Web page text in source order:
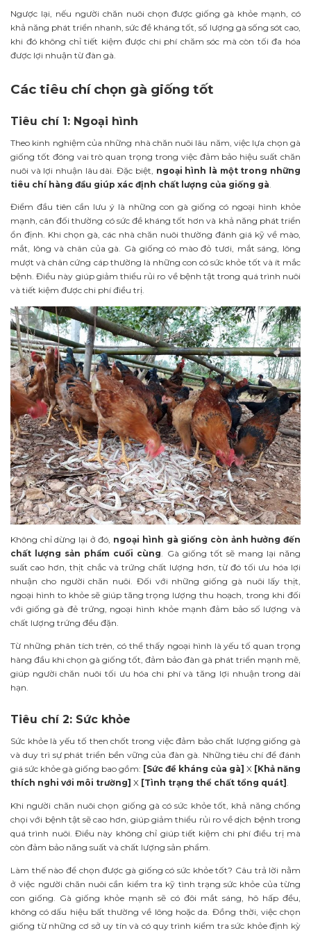
Ngược lại, nếu người chăn nuôi chọn được giống gà khỏe mạnh, có
khả năng phát triển nhanh, sức đề kháng tốt, số lượng gà sống sót cao,
khi đó không chỉ tiết kiệm được chi phí chăm sóc mà còn tối đa hóa
được lợi nhuận từ đàn gà.
Các tiêu chí chọn gà giống tốt
Tiêu chí 1: Ngoại hình
Theo kinh nghiệm của những nhà chăn nuôi lâu năm, việc lựa chọn gà
giống tốt đóng vai trò quan trọng trong việc đảm bảo hiệu suất chăn
nuôi và lợi nhuận lâu dài. Đặc biệt, ngoại hình là một trong những
tiêu chí hàng đầu giúp xác định chất lượng của giống gà
Điểm đầu tiên cần lưu ý là những con gà giống có ngoại hình khỏe
mạnh, cân đối thường có sức đề kháng tốt hơn và khả năng phát triển
ổn định. Khi chọn gà, các nhà chăn nuôi thường đánh giá kỹ về mào,
mắt, lông và chân của gà. Gà giống có mào đỏ tươi, mắt sáng, lông
mượt và chân cứng cáp thường là những con có sức khỏe tốt và ít mắc
bệnh. Điều này giúp giảm thiểu rủi ro về bệnh tật trong quá trình nuôi
và tiết kiệm được chi phí điều trị.
Không chỉ dừng lại ở đó, ngoại hình gà giống còn ảnh hưởng đến
chất lượng sản phẩm cuối cùng. Gà giống tốt sẽ mang lại năng
suất cao hơn, thịt chắc và trứng chất lượng hơn, từ đó tối ưu hóa lợi
nhuận cho người chăn nuôi. Đối với những giống gà nuôi lấy thịt,
ngoại hình to khỏe sẽ giúp tăng trọng lượng thu hoạch, trong khi đối
với giống gà đẻ trứng, ngoại hình khỏe mạnh đảm bảo số lượng và
chất lượng trứng đều đặn.
Từ những phân tích trên, có thể thấy ngoại hình là yếu tố quan trọng
hàng đầu khi chọn gà giống tốt, đảm bảo đàn gà phát triển mạnh mẽ,
giúp người chăn nuôi tối ưu hóa chi phí và tăng lợi nhuận trong dài
hạn.
Tiêu chí 2: Sức khỏe
Sức khỏe là yếu tố then chốt trong việc đảm bảo chất lượng giống gà
và duy trì sự phát triển bền vững của đàn gà. Những tiêu chí để đánh
giá sức khỏe gà giống bao gồm: [Sức đề kháng của gà] X [Khả năng
thích nghi với môi trường] X [Tình trạng thể chất tổng quát] .
Khi người chăn nuôi chọn giống gà có sức khỏe tốt, khả năng chống
chọi với bệnh tật sẽ cao hơn, giúp giảm thiểu rủi ro về dịch bệnh trong
quá trình nuôi. Điều này không chỉ giúp tiết kiệm chi phí điều trị mà
còn đảm bảo năng suất và chất lượng sản phẩm.
Làm thế nào để chọn được gà giống có sức khỏe tốt? Câu trả lời nằm
ở việc người chăn nuôi cần kiểm tra kỹ tình trạng sức khỏe của từng
con giống. Gà giống khỏe mạnh sẽ có đôi mắt sáng, hô hấp đều,
không có dấu hiệu bất thường về lông hoặc da. Đồng thời, việc chọn
giống từ những cơ sở uy tín và có quy trình kiểm tra sức khỏe định kỳ